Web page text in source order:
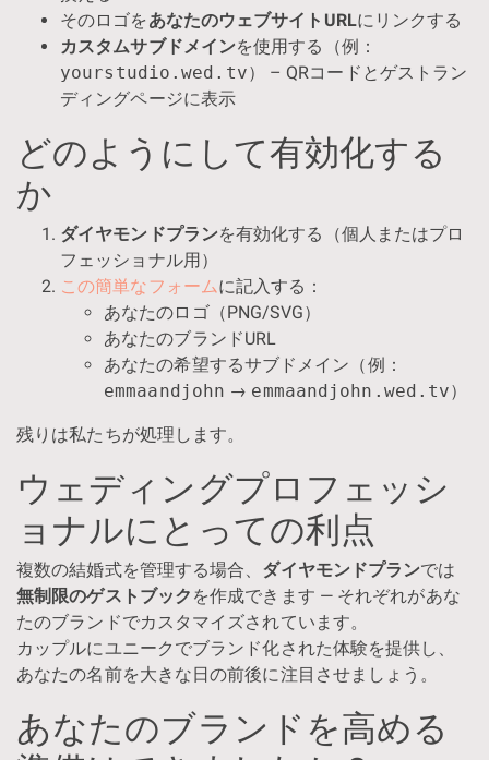
そのロゴを あなたのウェブサイトURLにリンクする
カスタムサブドメインを使用する（例：
yourstudio.wed.tv） – QRコードとゲストラン
ディングページに表示
どのようにして有効化する
か
ダイヤモンドプランを有効化する（個人またはプロ
フェッショナル用）
この簡単なフォームに記入する：
あなたのロゴ（PNG/SVG）
あなたのブランドURL
あなたの希望するサブドメイン（例：
emmaandjohn → emmaandjohn.wed.tv）
残りは私たちが処理します。
ウェディングプロフェッシ
ョナルにとっての利点
複数の結婚式を管理する場合、 ダイヤモンドプランでは
無制限のゲストブック を作成できます — それぞれがあな
たのブランドでカスタマイズされています。
カップルにユニークでブランド化された体験を提供し、
あなたの名前を大きな日の前後に注目させましょう。
あなたのブランドを高める